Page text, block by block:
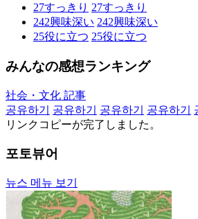
27すっきり 27すっきり
242興味深い 242興味深い
25役に立つ 25役に立つ
みんなの感想ランキング
社会・文化 記事
공유하기
공유하기 공유하기 공유하기
リンクコピーが完了しました。
포토뷰어
뉴스 메뉴 보기